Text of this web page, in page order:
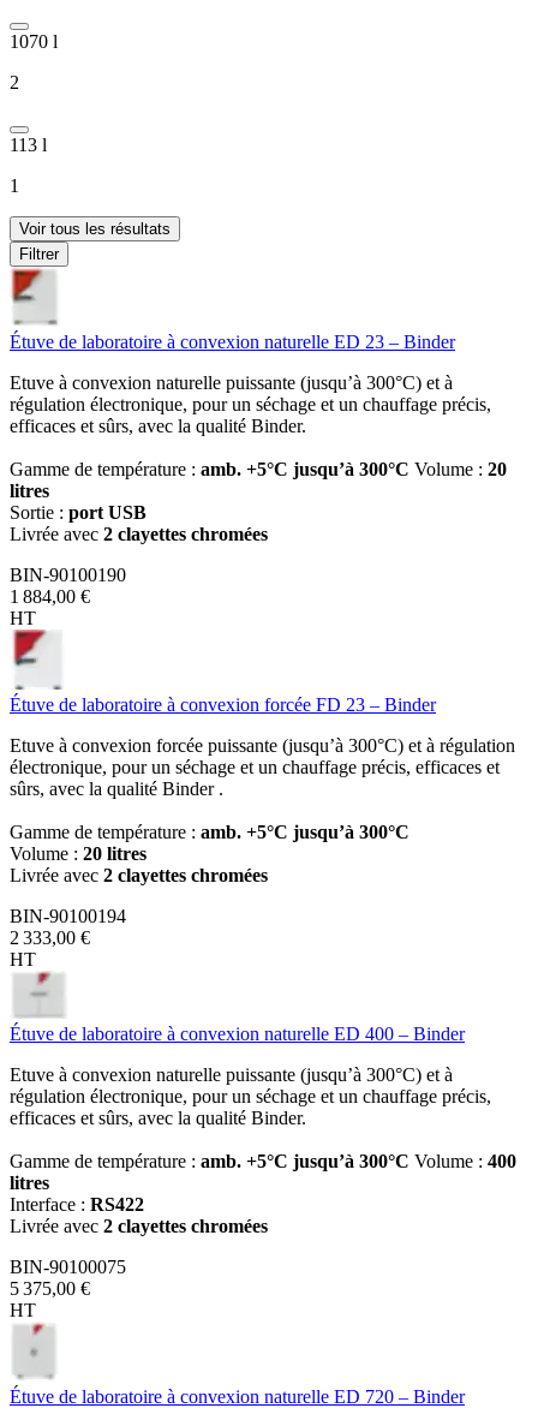
1070 l
2
113 l
1
Voir tous les résultats
Filtrer
Étuve de laboratoire à convexion naturelle ED 23 – Binder
Etuve à convexion naturelle puissante (jusqu’à 300°C) et à
régulation électronique, pour un séchage et un chauffage précis,
efficaces et sûrs, avec la qualité Binder.
Gamme de température : amb. +5°C jusqu’à 300°C Volume : 20
litres
Sortie : port USB
Livrée avec 2 clayettes chromées
BIN-90100190
1 884,00 €
HT
Étuve de laboratoire à convexion forcée FD 23 – Binder
Etuve à convexion forcée puissante (jusqu’à 300°C) et à régulation
électronique, pour un séchage et un chauffage précis, efficaces et
sûrs, avec la qualité Binder .
Gamme de température : amb. +5°C jusqu’à 300°C
Volume : 20 litres
Livrée avec 2 clayettes chromées
BIN-90100194
2 333,00 €
HT
Étuve de laboratoire à convexion naturelle ED 400 – Binder
Etuve à convexion naturelle puissante (jusqu’à 300°C) et à
régulation électronique, pour un séchage et un chauffage précis,
efficaces et sûrs, avec la qualité Binder.
Gamme de température : amb. +5°C jusqu’à 300°C Volume : 400
litres
Interface : RS422
Livrée avec 2 clayettes chromées
BIN-90100075
5 375,00 €
HT
Étuve de laboratoire à convexion naturelle ED 720 – Binder